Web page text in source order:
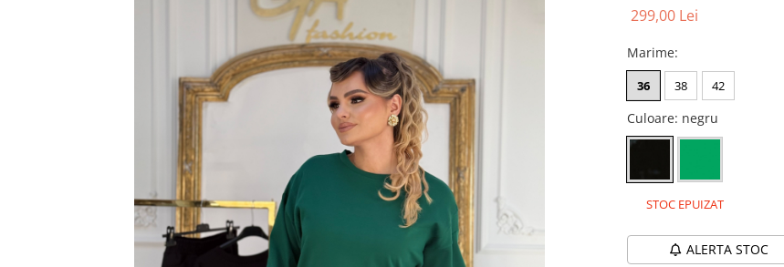
299,00 Lei
Marime:
36 38 42
Culoare: negru
STOC EPUIZAT
ALERTA STOC